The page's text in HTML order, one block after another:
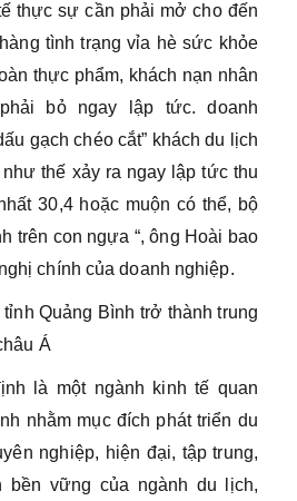
thực sự cần phải mở cho đến
tình trạng vỉa hè sức khỏe
thực phẩm, khách nạn nhân
bỏ ngay lập tức. doanh
gạch chéo cắt” khách du lịch
thế xảy ra ngay lập tức thu
30,4 hoặc muộn có thể, bộ
trên con ngựa “, ông Hoài bao
chính của doanh nghiệp.
Quảng Bình trở thành trung
Á
là một ngành kinh tế quan
nhằm mục đích phát triển du
nghiệp, hiện đại, tập trung,
bền vững của ngành du lịch,